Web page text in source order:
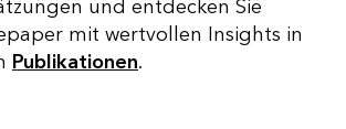
und entdecken Sie
mit wertvollen Insights in
Publikationen.